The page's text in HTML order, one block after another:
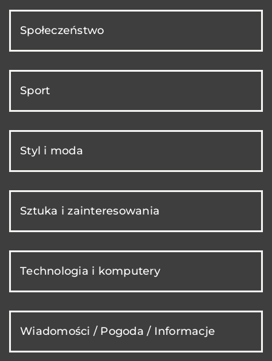
Społeczeństwo
Sport
Styl i moda
Sztuka i zainteresowania
Technologia i komputery
Wiadomości / Pogoda / Informacje